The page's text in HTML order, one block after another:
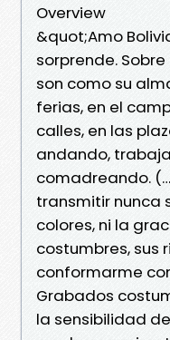
Overview
&quot;Amo
sorprende.
son como su
ferias, en el
calles, en las
andando,
comadreando.
transmitir nunca
colores, ni la
costumbres, sus
conformarme
Grabados
la sensibilidad